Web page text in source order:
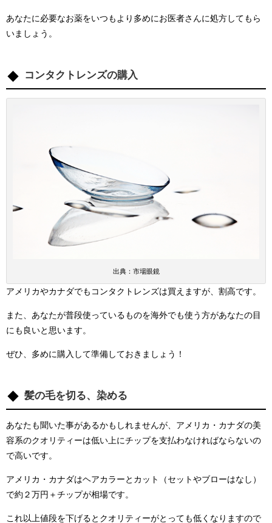
あなたに必要なお薬をいつもより多めにお医者さんに処方してもら
いましょう。
コンタクトレンズの購入
出典：市場眼鏡
アメリカやカナダでもコンタクトレンズは買えますが、割高です。
また、あなたが普段使っているものを海外でも使う方があなたの目
にも良いと思います。
ぜひ、多めに購入して準備しておきましょう！
髪の毛を切る、染める
あなたも聞いた事があるかもしれませんが、アメリカ・カナダの美
容系のクオリティーは低い上にチップを支払わなければならないの
で高いです。
アメリカ・カナダはヘアカラーとカット（セットやブローはなし）
で約２万円＋チップが相場です。
これ以上値段を下げるとクオリティーがとっても低くなりますので